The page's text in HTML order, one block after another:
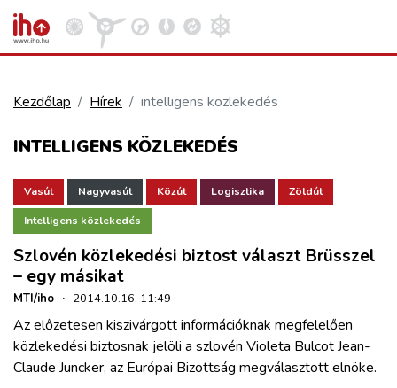
KÖZÚT
KÖZLEKEDÉSFEJLESZTÉS
ELLÁTÁSI LÁNC
Kezdőlap Hírek intelligens közlekedés
INTELLIGENS KÖZLEKEDÉS
Vasút Nagyvasút Közút Logisztika Zöldút
Intelligens közlekedés
Szlovén közlekedési biztost választ Brüsszel
– egy másikat
MTI/iho · 2014.10.16. 11:49
Az előzetesen kiszivárgott információknak megfelelően
közlekedési biztosnak jelöli a szlovén Violeta Bulcot Jean-
Claude Juncker, az Európai Bizottság megválasztott elnöke.